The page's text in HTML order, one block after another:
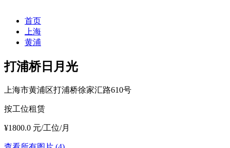
首页
上海
黄浦
打浦桥日月光
上海市黄浦区打浦桥徐家汇路610号
按工位租赁
¥1800.0 元/工位/月